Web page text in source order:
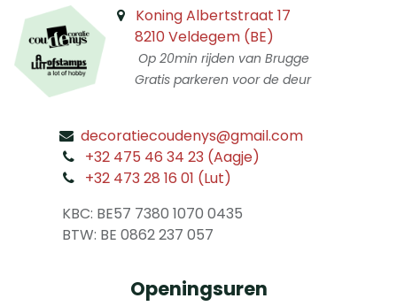
Koning Albertstraat 17
8210 Veldegem (BE)
Op 20min rijden van Brugge
Gratis parkeren voor de deur
decoratiecoudenys@gmail.com
+32 475 46 34 23 (Aagje)
+32 473 28 16 01 (Lut)
KBC: BE57 7380 1070 0435
​ BTW: BE 0862 237 057
Openingsuren